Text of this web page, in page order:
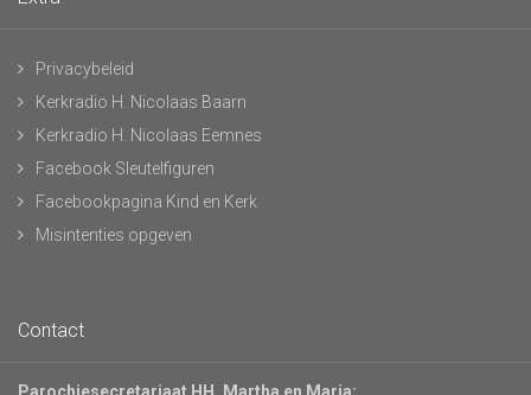
Privacybeleid
Kerkradio H. Nicolaas Baarn
Kerkradio H. Nicolaas Eemnes
Facebook Sleutelfiguren
Facebookpagina Kind en Kerk
Misintenties opgeven
Contact